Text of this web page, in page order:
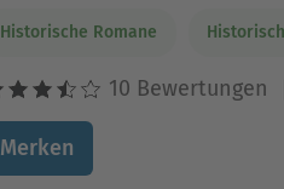
Historische Romane
10 Bewertungen
Merken